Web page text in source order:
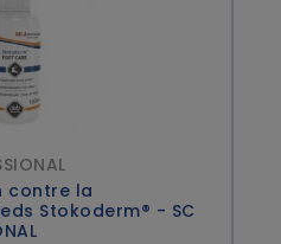
contre la
Stokoderm® - SC